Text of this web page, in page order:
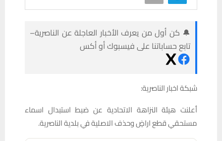
🔔 كن أول من يعرف الأخبار العاجلة عن الناصرية–
تابع حساباتنا على فيسبوك أو أكس
شبكة اخبار الناصرية:
أعلنت هيئة النزاهة الاتحادية عن ضبط استبدال اسماء
مستحقي قطع اراضٍ وحذف الاصلية في بلدية الناصرية.